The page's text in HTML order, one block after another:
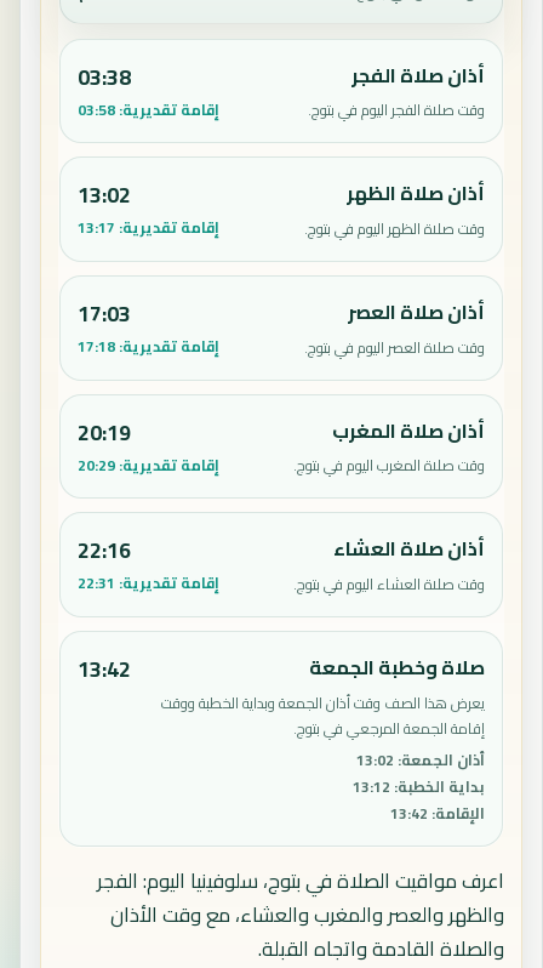
أذان صلاة الفجر
وقت صلاة الفجر اليوم في بتوج.
03:38
إقامة تقديرية:03:58
أذان صلاة الظهر
وقت صلاة الظهر اليوم في بتوج.
13:02
إقامة تقديرية: 13:17
أذان صلاة العصر
وقت صلاة العصر اليوم في بتوج.
17:03
إقامة تقديرية:17:18
أذان صلاة المغرب
وقت صلاة المغرب اليوم في بتوج.
20:19
إقامة تقديرية:20:29
أذان صلاة العشاء
وقت صلاة العشاء اليوم في بتوج.
22:16
إقامة تقديرية: 22:31
صلاة وخطبة الجمعة
يعرض هذا الصف وقت أذان الجمعة وبداية الخطبة ووقت
إقامة الجمعة المرجعي في بتوج.
أذان الجمعة:
13:02
بداية الخطبة:
13:12
الإقامة:
13:42
13:42
اعرف مواقيت الصلاة في بتوج، سلوفينيا اليوم: الفجر
والظهر والعصر والمغرب والعشاء، مع وقت الأذان
والصلاة القادمة واتجاه القبلة.